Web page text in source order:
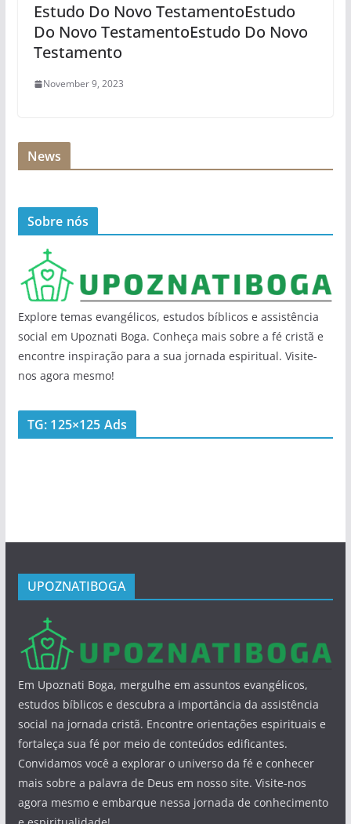
Estudo Do Novo TestamentoEstudo
Do Novo TestamentoEstudo Do Novo
Testamento
November 9, 2023
News
Sobre nós
Explore temas evangélicos, estudos bíblicos e assistência
social em Upoznati Boga. Conheça mais sobre a fé cristã e
encontre inspiração para a sua jornada espiritual. Visite-
nos agora mesmo!
TG: 125×125 Ads
UPOZNATIBOGA
Em Upoznati Boga, mergulhe em assuntos evangélicos,
estudos bíblicos e descubra a importância da assistência
social na jornada cristã. Encontre orientações espirituais e
fortaleça sua fé por meio de conteúdos edificantes.
Convidamos você a explorar o universo da fé e conhecer
mais sobre a palavra de Deus em nosso site. Visite-nos
agora mesmo e embarque nessa jornada de conhecimento